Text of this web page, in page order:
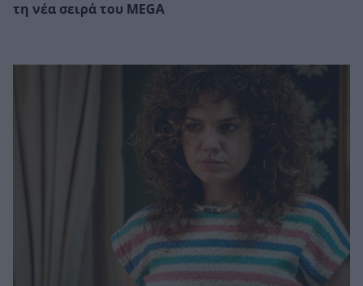
τη νέα σειρά του MEGA